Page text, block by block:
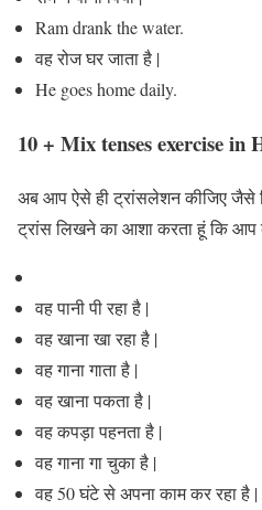
Ram drank the water.
वह रोज घर जाता है |
He goes home daily.
10 + Mix tenses exercise in
अब आप ऐसे ही ट्रांसलेशन कीजिए जैसे
ट्रांस लिखने का आशा करता हूं कि
वह पानी पी रहा है |
वह खाना खा रहा है |
वह गाना गाता है |
वह खाना पकता है |
वह कपड़ा पहनता है |
वह गाना गा चुका है |
वह 50 घंटे से अपना काम कर रहा है |